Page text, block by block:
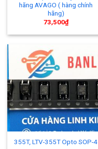
hãng AVAGO ( hàng chính
hãng)
73,500₫
355T, LTV-355T Opto SOP-4